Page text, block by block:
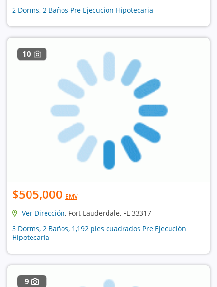
2 Dorms, 2 Baños Pre Ejecución Hipotecaria
10
$505,000 EMV
Ver Dirección, Fort Lauderdale, FL 33317
3 Dorms, 2 Baños, 1,192 pies cuadrados Pre Ejecución
Hipotecaria
9